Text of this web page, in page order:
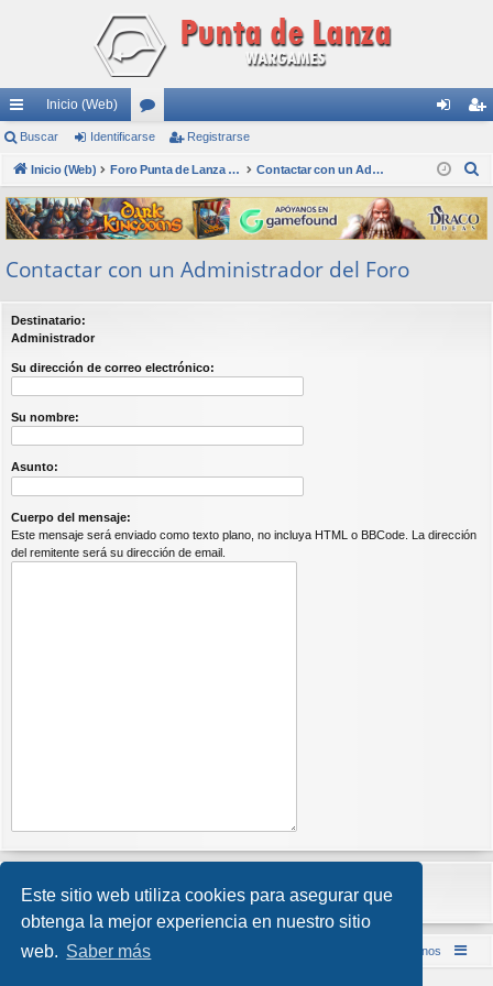
Este sitio web utiliza cookies para asegurar que
obtenga la mejor experiencia en nuestro sitio
web. Saber más
nl
ac
es
rá
pi
do
s
Inicio (Web)
or
os nti
fic
ar
ist
ra
rs
Buscar Identificarse Registrarse
Inicio (Web) Foro Punta de Lanza Wargames Contactar con un Administrador del Foro
s
c
Contactar con un Administrador del Foro
Destinatario:
Administrador
Su dirección de correo electrónico:
Su nombre:
Asunto:
Cuerpo del mensaje:
Este mensaje será enviado como texto plano, no incluya HTML o BBCode. La dirección
del remitente será su dirección de email.
Inicio (Web) Foro Punta de Lanza Wargames Contáctenos